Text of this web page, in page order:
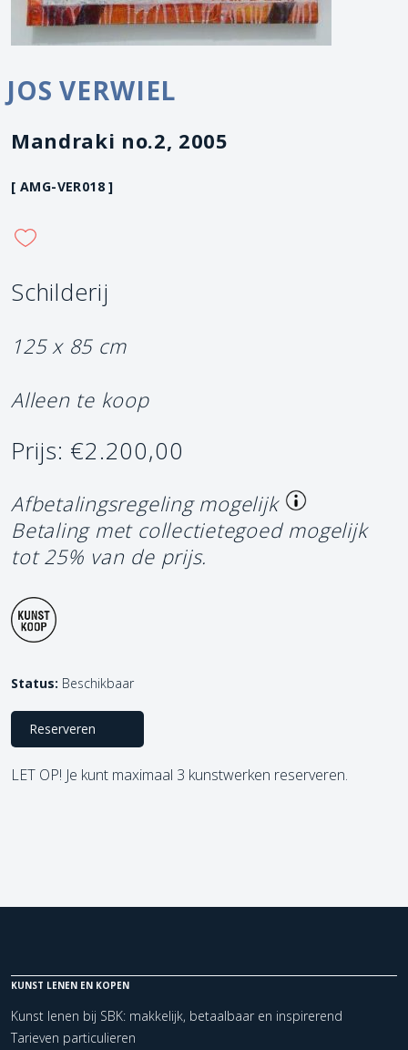
JOS VERWIEL
Mandraki no.2, 2005
[ AMG-VER018 ]
Schilderij
125 x 85 cm
Alleen te koop
Prijs: €2.200,00
Afbetalingsregeling mogelijk
Betaling met collectietegoed mogelijk
tot 25% van de prijs.
Status: Beschikbaar
Reserveren
LET OP! Je kunt maximaal 3 kunstwerken reserveren.
KUNST LENEN EN KOPEN
Kunst lenen bij SBK: makkelijk, betaalbaar en inspirerend
Tarieven particulieren